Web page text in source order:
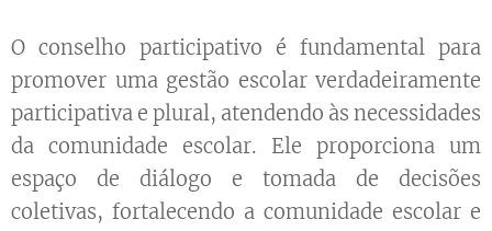
O conselho participativo é fundamental para
promover uma gestão escolar verdadeiramente
participativa e plural, atendendo às necessidades
da comunidade escolar. Ele proporciona um
espaço de diálogo e tomada de decisões
coletivas, fortalecendo a comunidade escolar e